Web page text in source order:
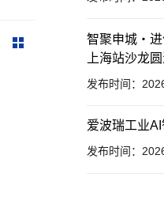
智聚申城・
上海站沙龙
发布时间：
爱波瑞工业
发布时间：